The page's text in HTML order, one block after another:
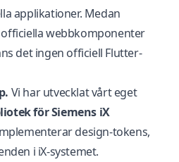
applikationer. Medan
webbkomponenter
det ingen officiell Flutter-
Vi har utvecklat vårt eget
för Siemens iX
design-tokens,
i iX-systemet.